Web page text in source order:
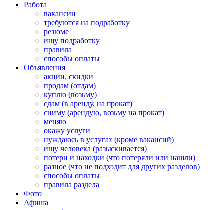
Работа
вакансии
требуются на подработку
резюме
ищу подработку
правила
способы оплаты
Объявления
акции, скидки
продам (отдам)
куплю (возьму)
сдам (в аренду, на прокат)
сниму (арендую, возьму на прокат)
меняю
окажу услуги
нуждаюсь в услугах (кроме вакансий)
ищу человека (разыскивается)
потери и находки (что потеряли или нашли)
разное (что не подходит для других разделов)
способы оплаты
правила раздела
Фото
Афиша